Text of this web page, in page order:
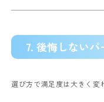
7. 後悔しない
選び方で満足度は大きく変